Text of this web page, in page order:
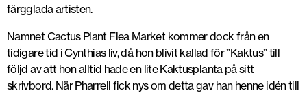
färgglada artisten.
Namnet Cactus Plant Flea Market kommer dock från en
tidigare tid i Cynthias liv, då hon blivit kallad för ”Kaktus” till
följd av att hon alltid hade en lite Kaktusplanta på sitt
skrivbord. När Pharrell fick nys om detta gav han henne idén till